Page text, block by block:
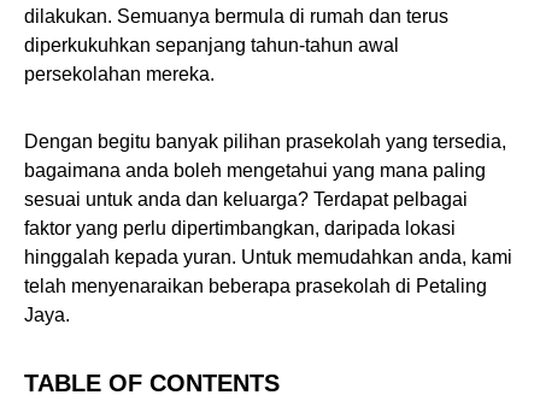
dilakukan. Semuanya bermula di rumah dan terus
diperkukuhkan sepanjang tahun-tahun awal
persekolahan mereka.
Dengan begitu banyak pilihan prasekolah yang tersedia,
bagaimana anda boleh mengetahui yang mana paling
sesuai untuk anda dan keluarga? Terdapat pelbagai
faktor yang perlu dipertimbangkan, daripada lokasi
hinggalah kepada yuran. Untuk memudahkan anda, kami
telah menyenaraikan beberapa prasekolah di Petaling
Jaya.
TABLE OF CONTENTS